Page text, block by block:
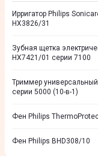
Ирригатор Philips
HX3826/31
Зубная щетка
HX7421/01 серии 7100
Триммер универсальный
серии 5000 (10-в-1)
Фен Philips
Фен Philips BHD308/10